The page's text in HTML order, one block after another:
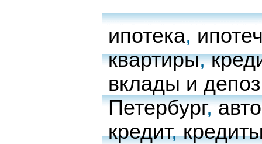
ипотека,
квартиры,
вклады и
Петербург,
кредит,